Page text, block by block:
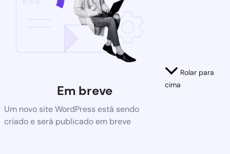
Em breve
Um novo site WordPress está sendo
criado e será publicado em breve
Rolar para
cima